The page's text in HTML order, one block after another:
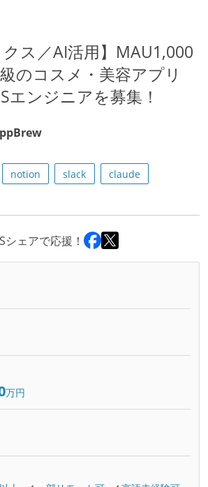
クス／AI活用】MAU1,000
のコスメ・美容アプリ
エンジニアを募集！
notion slack
claude
シェアで応援！
万円